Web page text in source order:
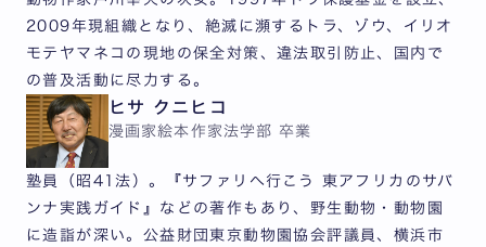
2009年現組織となり、絶滅に瀕するトラ、ゾウ、イリオ
モテヤマネコの現地の保全対策、違法取引防止、国内で
の普及活動に尽力する。
ヒサ クニヒコ
漫画家絵本作家法学部 卒業
塾員（昭41法）。『サファリへ行こう 東アフリカのサバ
ンナ実践ガイド』などの著作もあり、野生動物・動物園
に造詣が深い。公益財団東京動物園協会評議員、横浜市